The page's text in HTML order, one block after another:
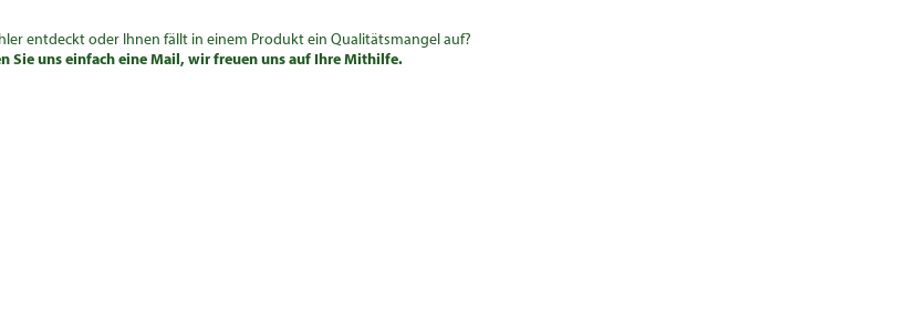
entdeckt oder Ihnen fällt in einem Produkt ein Qualitätsmangel auf?
Sie uns einfach eine Mail, wir freuen uns auf Ihre Mithilfe.